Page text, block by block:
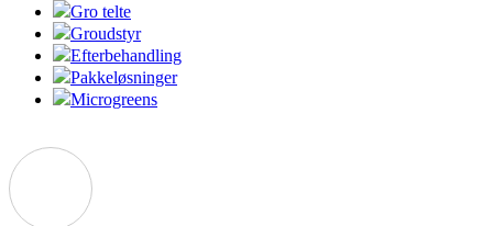
Gro telte
Groudstyr
Efterbehandling
Pakkeløsninger
Microgreens